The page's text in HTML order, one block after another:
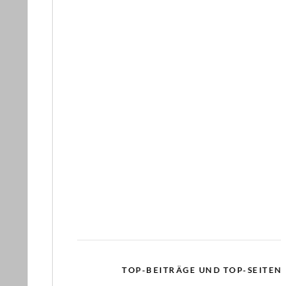
TOP-BEITRÄGE UND TOP-SEITEN